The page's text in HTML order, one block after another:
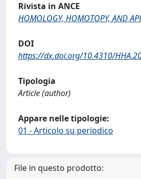
Rivista in ANCE
HOMOLOGY, HOMOTOPY, AND
DOI
https://dx.doi.org/10.4310/
Tipologia
Article (author)
Appare nelle tipologie:
01 - Articolo su periodico
File in questo prodotto: